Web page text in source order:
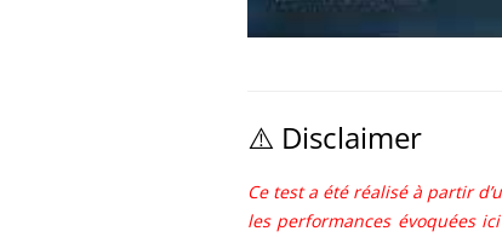
⚠️ Disclaimer
Ce test a été réalisé à partir
les performances évoquées